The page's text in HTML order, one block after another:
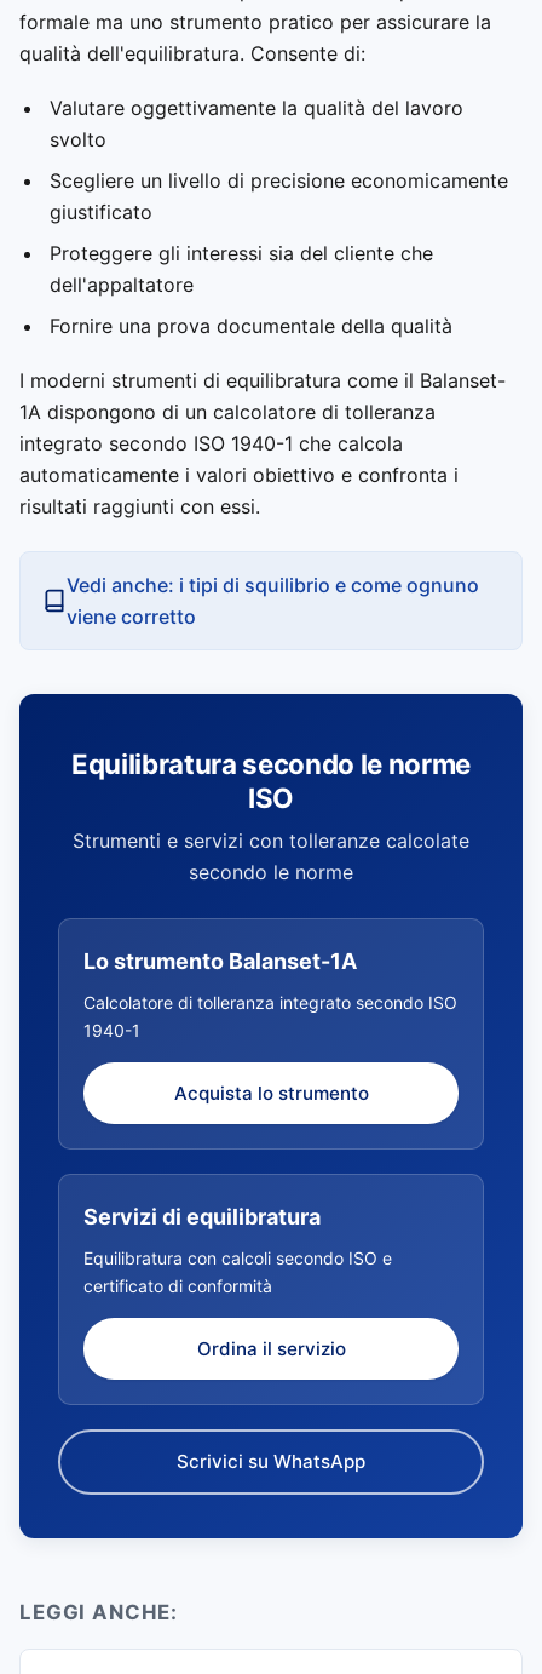
formale ma uno strumento pratico per assicurare la
qualità dell'equilibratura. Consente di:
Valutare oggettivamente la qualità del lavoro
svolto
Scegliere un livello di precisione economicamente
giustificato
Proteggere gli interessi sia del cliente che
dell'appaltatore
Fornire una prova documentale della qualità
I moderni strumenti di equilibratura come il Balanset-
1A dispongono di un calcolatore di tolleranza
integrato secondo ISO 1940-1 che calcola
automaticamente i valori obiettivo e confronta i
risultati raggiunti con essi.
Vedi anche: i tipi di squilibrio e come ognuno
viene corretto
Equilibratura secondo le norme
ISO
Strumenti e servizi con tolleranze calcolate
secondo le norme
Lo strumento Balanset-1A
Calcolatore di tolleranza integrato secondo ISO
1940-1
Acquista lo strumento
Servizi di equilibratura
Equilibratura con calcoli secondo ISO e
certificato di conformità
Ordina il servizio
Scrivici su WhatsApp
LEGGI ANCHE: